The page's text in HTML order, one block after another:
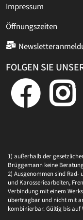
Impressum
Öffnungszeiten
FOLGEN SIE
1) außerhalb der
Brüggemann keine
2) Ausgenommen sind Rad-
und Karosseriearbeiten,
Verbindung mit einem
übertragbar und nicht mit
kombinierbar. Gültig bis auf